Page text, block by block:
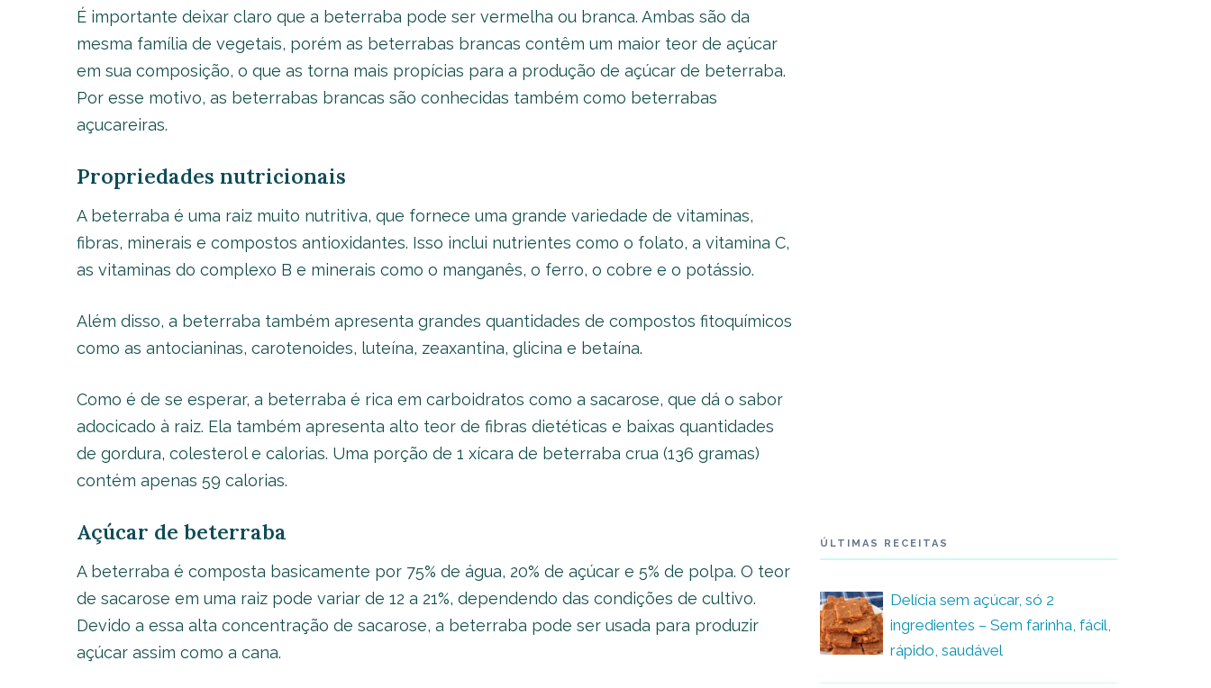
É importante deixar claro que a beterraba pode ser vermelha ou branca. Ambas são da
mesma família de vegetais, porém as beterrabas brancas contêm um maior teor de açúcar
em sua composição, o que as torna mais propícias para a produção de açúcar de beterraba.
Por esse motivo, as beterrabas brancas são conhecidas também como beterrabas
açucareiras.
Propriedades nutricionais
A beterraba é uma raiz muito nutritiva, que fornece uma grande variedade de vitaminas,
fibras, minerais e compostos antioxidantes. Isso inclui nutrientes como o folato, a vitamina C,
as vitaminas do complexo B e minerais como o manganês, o ferro, o cobre e o potássio.
Além disso, a beterraba também apresenta grandes quantidades de compostos fitoquímicos
como as antocianinas, carotenoides, luteína, zeaxantina, glicina e betaína.
Como é de se esperar, a beterraba é rica em carboidratos como a sacarose, que dá o sabor
adocicado à raiz. Ela também apresenta alto teor de fibras dietéticas e baixas quantidades
de gordura, colesterol e calorias. Uma porção de 1 xícara de beterraba crua (136 gramas)
contém apenas 59 calorias.
Açúcar de beterraba
A beterraba é composta basicamente por 75% de água, 20% de açúcar e 5% de polpa. O teor
de sacarose em uma raiz pode variar de 12 a 21%, dependendo das condições de cultivo.
Devido a essa alta concentração de sacarose, a beterraba pode ser usada para produzir
açúcar assim como a cana.
ÚLTIMAS RECEITAS
Delícia sem açúcar, só 2
ingredientes – Sem farinha, fácil,
rápido, saudável